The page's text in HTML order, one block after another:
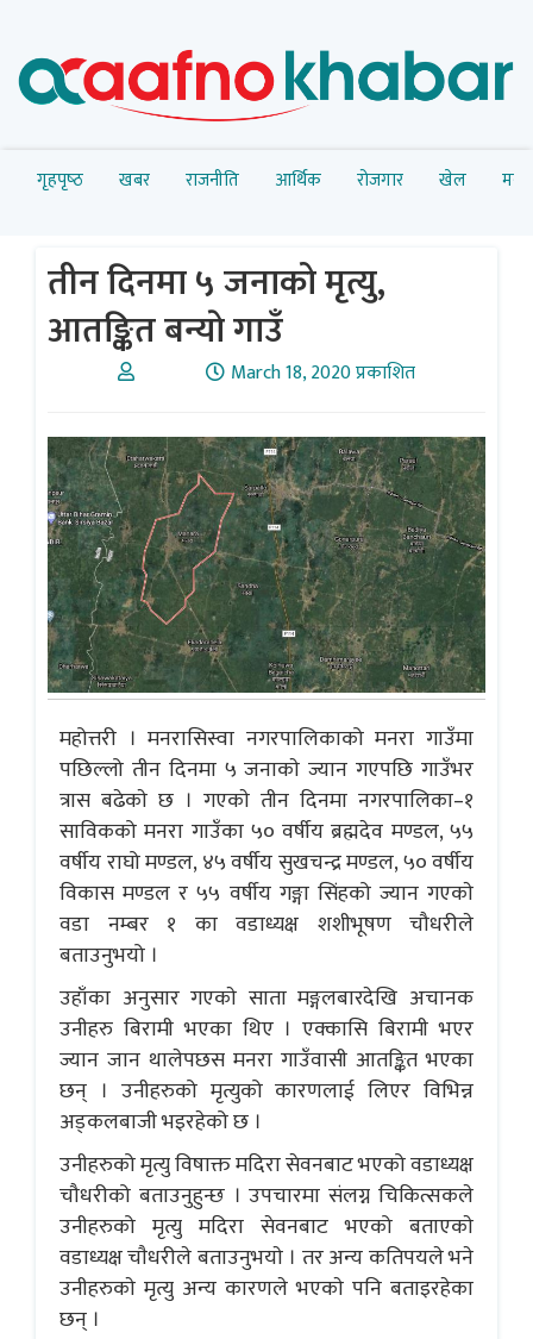
गृहपृष्‍ठ खबर राजनीति आर्थिक रोजगार खेल
तीन दिनमा ५ जनाको मृत्यु,
आतङ्कित बन्याे गाउँ
March 18, 2020 प्रकाशित
महोत्तरी । मनरासिस्वा नगरपालिकाको मनरा गाउँमा
पछिल्लो तीन दिनमा ५ जनाकाे ज्यान गएपछि गाउँभर
त्रास बढेकाे छ । गएकाे तीन दिनमा नगरपालिका–१
साविकको मनरा गाउँका ५० वर्षीय ब्रह्मदेव मण्डल, ५५
वर्षीय राघो मण्डल, ४५ वर्षीय सुखचन्द्र मण्डल, ५० वर्षीय
विकास मण्डल र ५५ वर्षीय गङ्गा सिंहको ज्यान गएकाे
वडा नम्बर १ का वडाध्यक्ष शशीभूषण चौधरीले
बताउनुभयो ।
उहाँका अनुसार गएकाे साता मङ्गलबारदेखि अचानक
उनीहरु बिरामी भएका थिए । एक्कासि बिरामी भएर
ज्यान जान थालेपछस मनरा गाउँवासी आतङ्कित भएका
छन् । उनीहरुको मृत्युको कारणलाई लिएर विभिन्न
अड्कलबाजी भइरहेको छ ।
उनीहरुको मृत्यु विषाक्त मदिरा सेवनबाट भएको वडाध्यक्ष
चौधरीको बताउनुहुन्छ । उपचारमा संलग्न चिकित्सकले
उनीहरुको मृत्यु मदिरा सेवनबाट भएको बताएकाे
वडाध्यक्ष चाैधरीले बताउनुभयाे । तर अन्य कतिपयले भने
उनीहरुकाे मृत्यु अन्य कारणले भएकाे पनि बताइरहेका
छन् ।